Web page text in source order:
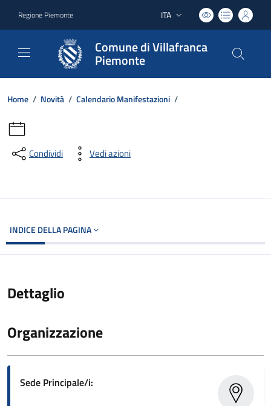
Regione Piemonte Lingua attiva:
ITA
Comune di Villafranca
Piemonte
Home / Novità / Calendario Manifestazioni /
Condividi Vedi azioni
INDICE DELLA PAGINA
Dettaglio
Organizzazione
Sede Principale/i: